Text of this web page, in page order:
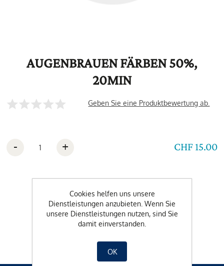
AUGENBRAUEN FÄRBEN 50%,
20MIN
Geben Sie eine Produktbewertung ab.
CHF 15.00
- +
Cookies helfen uns unsere
Dienstleistungen anzubieten. Wenn Sie
unsere Dienstleistungen nutzen, sind Sie
damit einverstanden.
OK